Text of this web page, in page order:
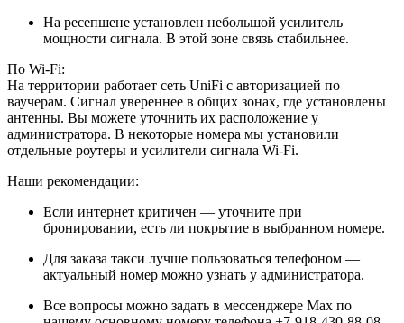
На ресепшене установлен небольшой усилитель
мощности сигнала. В этой зоне связь стабильнее.
По Wi-Fi:
На территории работает сеть UniFi с авторизацией по
ваучерам. Сигнал увереннее в общих зонах, где установлены
антенны. Вы можете уточнить их расположение у
администратора. В некоторые номера мы установили
отдельные роутеры и усилители сигнала Wi-Fi.
Наши рекомендации:
Если интернет критичен — уточните при
бронировании, есть ли покрытие в выбранном номере.
Для заказа такси лучше пользоваться телефоном —
актуальный номер можно узнать у администратора.
Все вопросы можно задать в мессенджере Max по